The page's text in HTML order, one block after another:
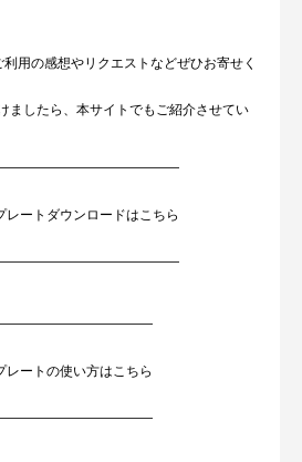
用の感想やリクエストなどぜひお寄せく
ましたら、本サイトでもご紹介させてい
レートダウンロードはこちら
レートの使い方はこちら